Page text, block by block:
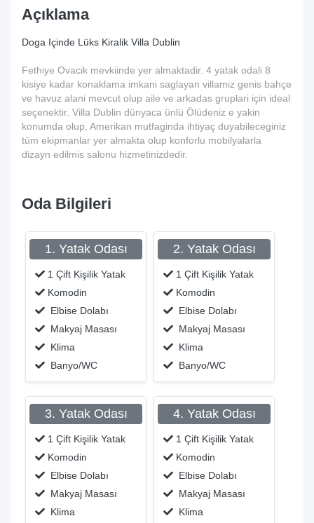
Açıklama
Doga Içinde Lüks Kiralik Villa Dublin
Fethiye Ovacik mevkiinde yer almaktadir. 4 yatak odali 8
kisiye kadar konaklama imkani saglayan villamiz genis bahçe
ve havuz alani mevcut olup aile ve arkadas gruplari için ideal
seçenektir. Villa Dublin dünyaca ünlü Ölüdeniz e yakin
konumda olup, Amerikan mutfaginda ihtiyaç duyabileceginiz
tüm ekipmanlar yer almakta olup konforlu mobilyalarla
dizayn edilmis salonu hizmetinizdedir.
Oda Bilgileri
1. Yatak Odası
1 Çift Kişilik Yatak
Komodin
Elbise Dolabı
Makyaj Masası
Klima
Banyo/WC
2. Yatak Odası
1 Çift Kişilik Yatak
Komodin
Elbise Dolabı
Makyaj Masası
Klima
Banyo/WC
3. Yatak Odası
1 Çift Kişilik Yatak
Komodin
Elbise Dolabı
Makyaj Masası
Klima
4. Yatak Odası
1 Çift Kişilik Yatak
Komodin
Elbise Dolabı
Makyaj Masası
Klima